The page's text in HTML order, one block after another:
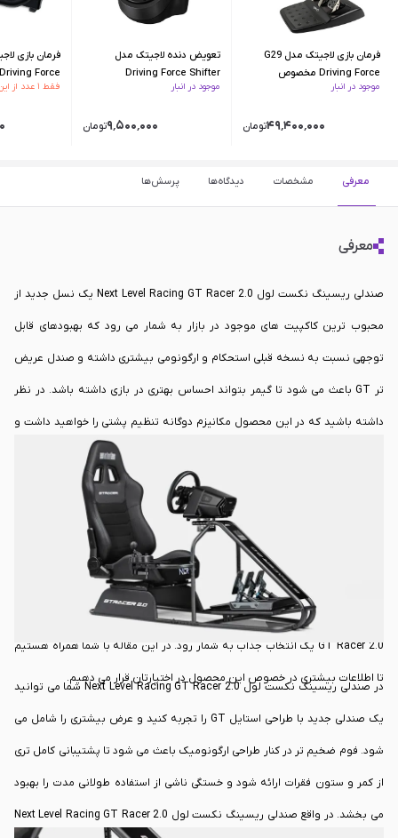
فرمان بازی لاجیتک مدل G29
Driving Force مخصوص
PS4/PC
موجود در انبار
۴۹٬۴۰۰٬۰۰۰تومان
تعویض دنده لاجیتک مدل
Driving Force Shifter
موجود در انبار
۹٬۵۰۰٬۰۰۰تومان
Driving Force مخصوص PC
فقط ۱ عدد از این کالا مونده
معرفی مشخصات دیدگاه‌ها پرسش‌ها
معرفی
صندلی ریسینگ نکست لول Next Level Racing GT Racer 2.0 یک نسل جدید از
محبوب ترین کاکپیت های موجود در بازار به شمار می رود که بهبودهای قابل
توجهی نسبت به نسخه قبلی استحکام و ارگونومی بیشتری داشته و صندل عریض
تر GT باعث می شود تا گیمر بتواند احساس بهتری در بازی داشته باشد. در نظر
داشته باشید که در این محصول مکانیزم دوگانه تنظیم پشتی را خواهید داشت و
ریل های تقویت شده صندلی و سینی پدال بازطراحی شده باعث می شود تا گیمر
بتواند یک تجربه حرفه ای و راحت را داشته باشد.
Next Level RacingGT Racer 2.0 برای افرادی طراحی
شده است که به دنبال یک ستاپ پایدار و قابل تنظیم هستند. همچنین سازگار با
انواع تجهیزات سیم ریسینگ باشند. پشتیبانی از فرمان های دایرکت درایو و گشتاور
تا 13 نیوتون متر باعث می شود تا صندلی ریسینگ نکست لول Next Level Racing
GT Racer 2.0 یک انتخاب جذاب به شمار رود. در این مقاله با شما همراه هستیم
تا اطلاعات بیشتری در خصوص این محصول در اختیارتان قرار می دهیم.
در صندلی ریسینگ نکست لول Next Level Racing GT Racer 2.0 شما می توانید
یک صندلی جدید با طراحی استایل GT را تجربه کنید و عرض بیشتری را شامل می
شود. فوم ضخیم تر در کنار طراحی ارگونومیک باعث می شود تا پشتیبانی کامل تری
از کمر و ستون فقرات ارائه شود و خستگی ناشی از استفاده طولانی مدت را بهبود
می بخشد. در واقع صندلی ریسینگ نکست لول Next Level Racing GT Racer 2.0